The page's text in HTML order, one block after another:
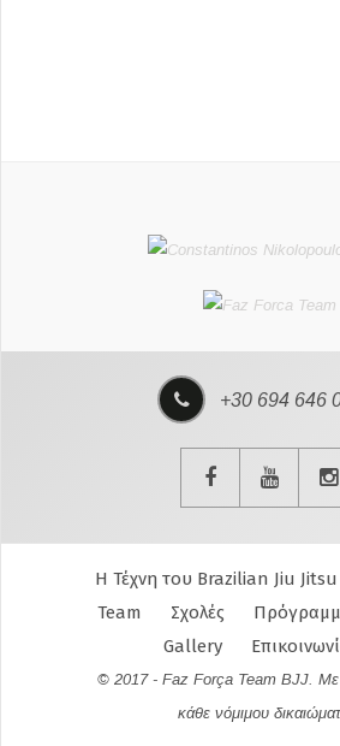
+30 694 646
Η Τέχνη του Brazilian Jiu Jitsu
Team
Σχολές
Gallery
© 2017 - Faz Força Team BJJ. Με
κάθε νόμιμου